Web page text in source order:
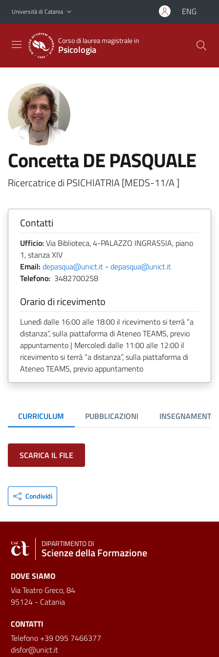
Vai al contenuto principale
Vai al menu di navigazione
Università di Catania ENG
Corso di laurea magistrale in
Psicologia
Concetta DE PASQUALE
Ricercatrice di PSICHIATRIA [MEDS-11/A ]
Contatti
Ufficio: Via Biblioteca, 4-PALAZZO INGRASSIA, piano
1, stanza XIV
Email: depasqua@unict.it - depasqua@unict.it
Telefono: 3482700258
Orario di ricevimento
Lunedì dalle 16:00 alle 18:00 il ricevimento si terrà “a
distanza”, sulla piattaforma di Ateneo TEAMS, previo
appuntamento | Mercoledì dalle 11:00 alle 12:00 il
ricevimento si terrà “a distanza”, sulla piattaforma di
Ateneo TEAMS, previo appuntamento
CURRICULUM PUBBLICAZIONI INSEGNAMENTI
SCARICA IL FILE
Condividi
DIPARTIMENTO DI
Scienze della Formazione
DOVE SIAMO
Via Teatro Greco, 84
95124 - Catania
CONTATTI
Telefono +39 095 7466377
disfor@unict.it